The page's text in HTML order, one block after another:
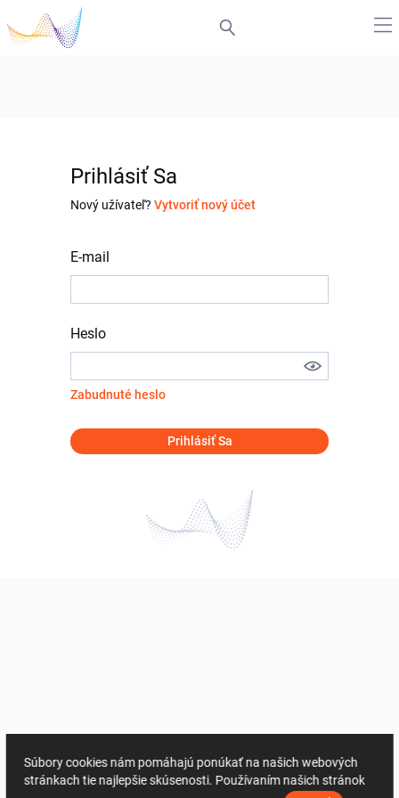
Prihlásiť Sa
Nový užívateľ? Vytvoriť nový účet
E-mail
Heslo
Zabudnuté heslo
Prihlásiť Sa
Súbory cookies nám pomáhajú ponúkať na našich webových
stránkach tie najlepšie skúsenosti. Používaním našich stránok